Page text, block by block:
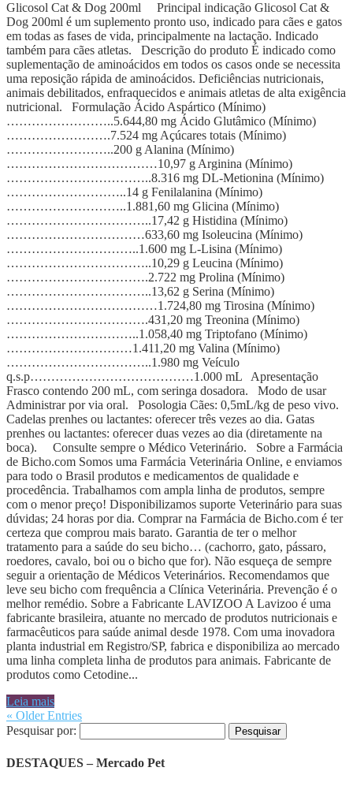
Glicosol Cat & Dog 200ml Principal indicação Glicosol Cat &
Dog 200ml é um suplemento pronto uso, indicado para cães e gatos
em todas as fases de vida, principalmente na lactação. Indicado
também para cães atletas. Descrição do produto É indicado como
suplementação de aminoácidos em todos os casos onde se necessita
uma reposição rápida de aminoácidos. Deficiências nutricionais,
animais debilitados, enfraquecidos e animais atletas de alta exigência
nutricional. Formulação Ácido Aspártico (Mínimo)
……………………..5.644,80 mg Ácido Glutâmico (Mínimo)
…………………….7.524 mg Açúcares totais (Mínimo)
……………………..200 g Alanina (Mínimo)
………………………………10,97 g Arginina (Mínimo)
……………………………..8.316 mg DL-Metionina (Mínimo)
………………………..14 g Fenilalanina (Mínimo)
………………………..1.881,60 mg Glicina (Mínimo)
……………………………..17,42 g Histidina (Mínimo)
……………………………633,60 mg Isoleucina (Mínimo)
…………………………..1.600 mg L-Lisina (Mínimo)
……………………………..10,29 g Leucina (Mínimo)
…………………………….2.722 mg Prolina (Mínimo)
……………………………..13,62 g Serina (Mínimo)
………………………………1.724,80 mg Tirosina (Mínimo)
…………………………….431,20 mg Treonina (Mínimo)
…………………………..1.058,40 mg Triptofano (Mínimo)
…………………………1.411,20 mg Valina (Mínimo)
……………………………..1.980 mg Veículo
q.s.p…………………………………1.000 mL Apresentação
Frasco contendo 200 mL, com seringa dosadora. Modo de usar
Administrar por via oral. Posologia Cães: 0,5mL/kg de peso vivo.
Cadelas prenhes ou lactantes: oferecer três vezes ao dia. Gatas
prenhes ou lactantes: oferecer duas vezes ao dia (diretamente na
boca). Consulte sempre o Médico Veterinário. Sobre a Farmácia
de Bicho.com Somos uma Farmácia Veterinária Online, e enviamos
para todo o Brasil produtos e medicamentos de qualidade e
procedência. Trabalhamos com ampla linha de produtos, sempre
com o menor preço! Disponibilizamos suporte Veterinário para suas
dúvidas; 24 horas por dia. Comprar na Farmácia de Bicho.com é ter
certeza que comprou mais barato. Garantia de ter o melhor
tratamento para a saúde do seu bicho… (cachorro, gato, pássaro,
roedores, cavalo, boi ou o bicho que for). Não esqueça de sempre
seguir a orientação de Médicos Veterinários. Recomendamos que
leve seu bicho com frequência a Clínica Veterinária. Prevenção é o
melhor remédio. Sobre a Fabricante LAVIZOO A Lavizoo é uma
fabricante brasileira, atuante no mercado de produtos nutricionais e
farmacêuticos para saúde animal desde 1978. Com uma inovadora
planta industrial em Registro/SP, fabrica e disponibiliza ao mercado
uma linha completa linha de produtos para animais. Fabricante de
produtos como Cetodine...
Leia mais
« Older Entries
Pesquisar por:
DESTAQUES – Mercado Pet